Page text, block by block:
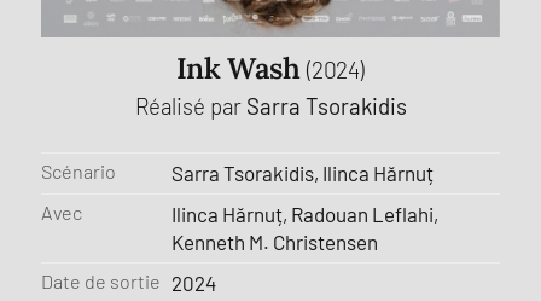
Ink Wash (2024)
Réalisé par Sarra Tsorakidis
Scénario Sarra Tsorakidis, Ilinca Hărnuț
Avec
Ilinca Hărnuț, Radouan Leflahi,
Kenneth M. Christensen
Date de sortie 2024